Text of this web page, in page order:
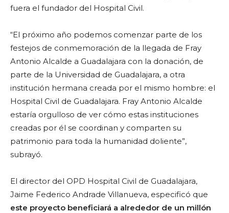
fuera el fundador del Hospital Civil.
“El próximo año podemos comenzar parte de los
festejos de conmemoración de la llegada de Fray
Antonio Alcalde a Guadalajara con la donación, de
parte de la Universidad de Guadalajara, a otra
institución hermana creada por el mismo hombre: el
Hospital Civil de Guadalajara. Fray Antonio Alcalde
estaría orgulloso de ver cómo estas instituciones
creadas por él se coordinan y comparten su
patrimonio para toda la humanidad doliente”,
subrayó.
El director del OPD Hospital Civil de Guadalajara,
Jaime Federico Andrade Villanueva, especificó que
este proyecto beneficiará a alrededor de un millón